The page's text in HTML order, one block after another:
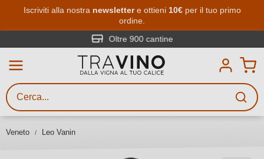
Passa al contenuto principale
Iscriviti alla nostra newslettere ottieni 10€per il tuo primo
ordine.
Oltre 900 cantine
Veneto Leo Vanin
Ricerca vini
Inserisci almeno 3 caratteri
gusto, occasione, nome del vino,